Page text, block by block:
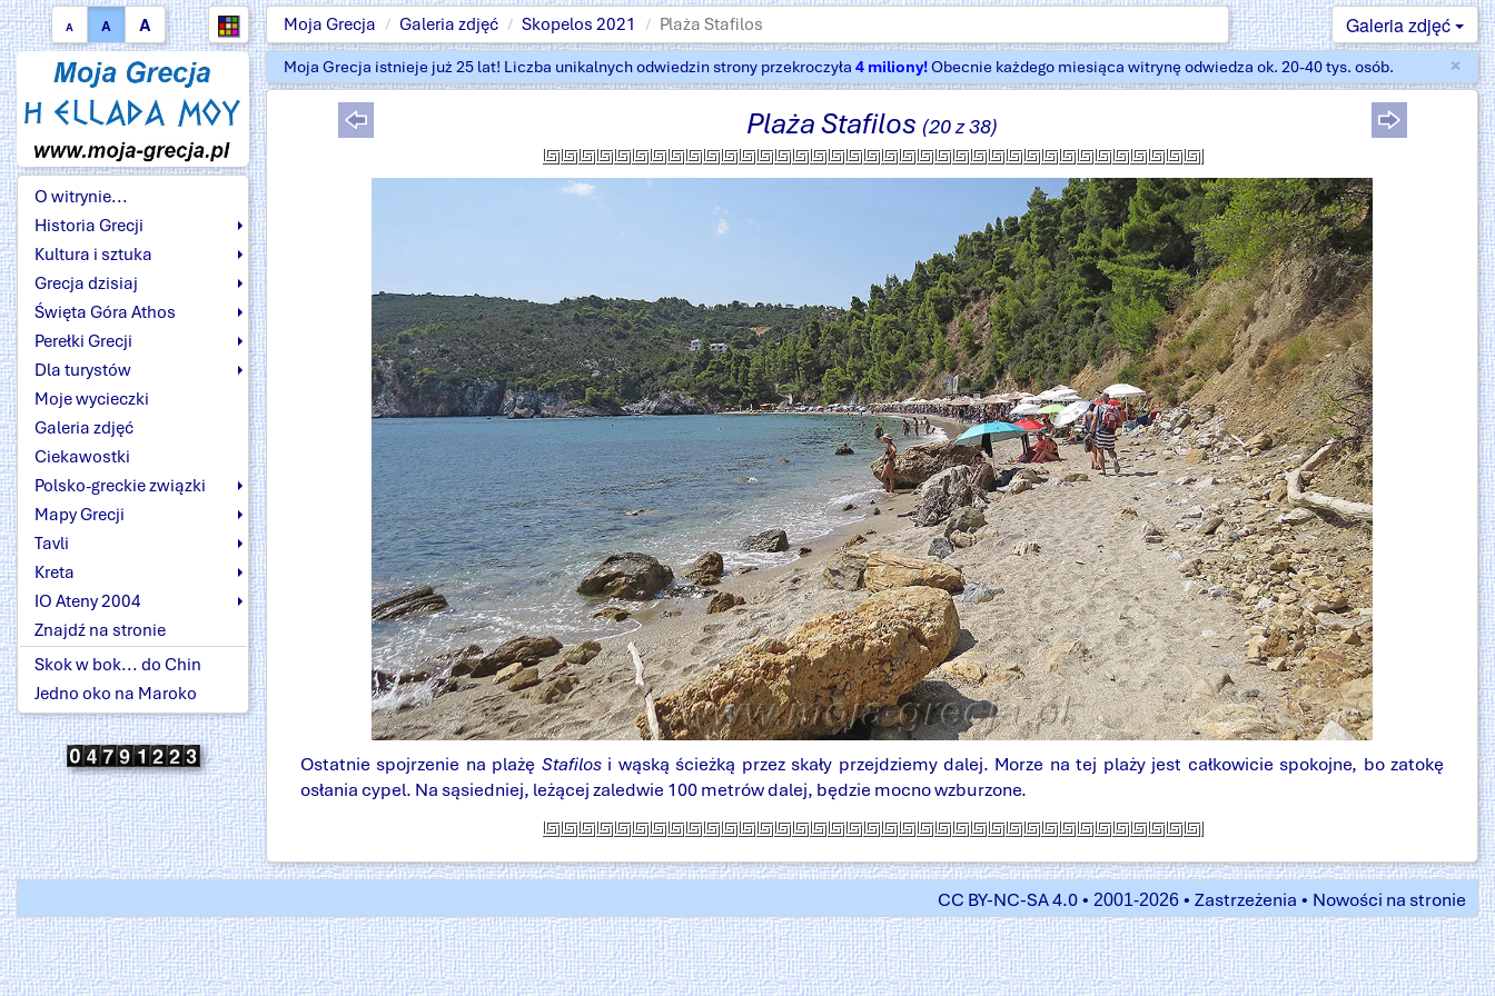
A A A Moja Grecja Galeria zdjęć Skopelos 2021 Plaża Stafilos Galeria zdjęć
O witrynie...
Historia Grecji
Kultura i sztuka
Grecja dzisiaj
Święta Góra Athos
Perełki Grecji
Dla turystów
Moje wycieczki
Galeria zdjęć
Ciekawostki
Polsko-greckie związki
Mapy Grecji
Tavli
Kreta
IO Ateny 2004
Znajdź na stronie
Skok w bok... do Chin
Jedno oko na Maroko
×
Moja Grecja istnieje już 25 lat! Liczba unikalnych odwiedzin strony przekroczyła 4 miliony!Obecnie każdego miesiąca witrynę odwiedza ok. 20-40 tys. osób.
Plaża Stafilos (20 z 38)
Ostatnie spojrzenie na plażę Stafilosi wąską ścieżką przez skały przejdziemy dalej. Morze na tej plaży jest całkowicie spokojne, bo zatokę
osłania cypel. Na sąsiedniej, leżącej zaledwie 100 metrów dalej, będzie mocno wzburzone.
CC BY-NC-SA 4.0 • 2001-2026 • Zastrzeżenia • Nowości na stronie